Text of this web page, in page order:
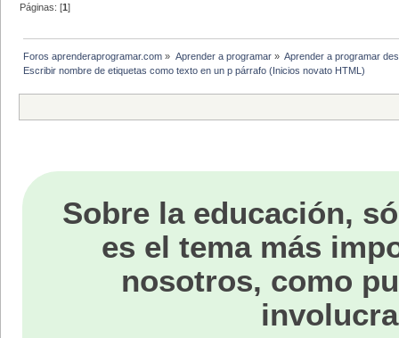
Páginas: [1]
Foros aprenderaprogramar.com » Aprender a programar» Aprender a programar
Escribir nombre de etiquetas como texto en un p párrafo (Inicios novato HTML)
Sobre la educación,
es el tema más
nosotros, como